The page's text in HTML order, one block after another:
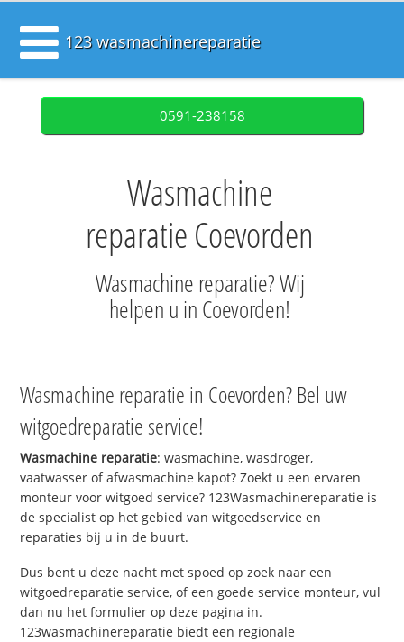
123 wasmachinereparatie
0591-238158
Wasmachine
reparatie Coevorden
Wasmachine reparatie? Wij
helpen u in Coevorden!
Wasmachine reparatie in Coevorden? Bel uw
witgoedreparatie service!
Wasmachine reparatie: wasmachine, wasdroger,
vaatwasser of afwasmachine kapot? Zoekt u een ervaren
monteur voor witgoed service? 123Wasmachinereparatie is
de specialist op het gebied van witgoedservice en
reparaties bij u in de buurt.
Dus bent u deze nacht met spoed op zoek naar een
witgoedreparatie service, of een goede service monteur, vul
dan nu het formulier op deze pagina in.
123wasmachinereparatie biedt een regionale